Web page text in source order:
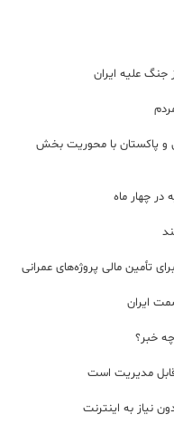
و پاکستان با محوریت بخش
تأمین مالی پروژه‌های عمرانی
ایران
چه خبر؟
مدیریت است
نیاز به اینترنت